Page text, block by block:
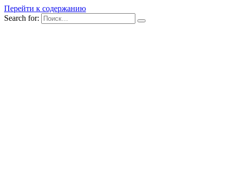
Перейти к содержанию
Search for: